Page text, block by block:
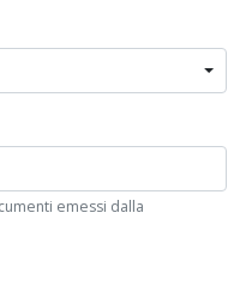
emessi dalla